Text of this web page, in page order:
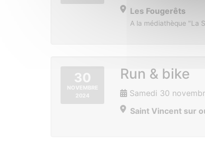
Les Fougerêts
A la médiathèque "La
30
NOVEMBRE
2024
Run & bike
Samedi 30
Saint Vincent sur